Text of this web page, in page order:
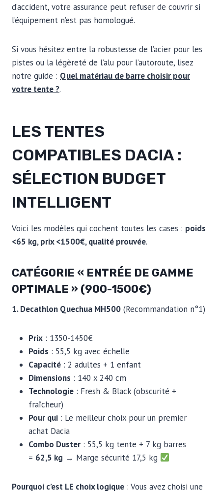
d’accident, votre assurance peut refuser de couvrir si
l’équipement n’est pas homologué.
Si vous hésitez entre la robustesse de l’acier pour les
pistes ou la légèreté de l’alu pour l’autoroute, lisez
notre guide : Quel matériau de barre choisir pour
votre tente ?.
LES TENTES
COMPATIBLES DACIA :
SÉLECTION BUDGET
INTELLIGENT
Voici les modèles qui cochent toutes les cases : poids
<65 kg, prix <1500€, qualité prouvée.
CATÉGORIE « ENTRÉE DE GAMME
OPTIMALE » (900-1500€)
1. Decathlon Quechua MH500 (Recommandation n°1)
Prix : 1350-1450€
Poids : 55,5 kg avec échelle
Capacité : 2 adultes + 1 enfant
Dimensions : 140 x 240 cm
Technologie : Fresh & Black (obscurité +
fraîcheur)
Pour qui : Le meilleur choix pour un premier
achat Dacia
Combo Duster : 55,5 kg tente + 7 kg barres
= 62,5 kg → Marge sécurité 17,5 kg
Pourquoi c’est LE choix logique : Vous avez choisi une